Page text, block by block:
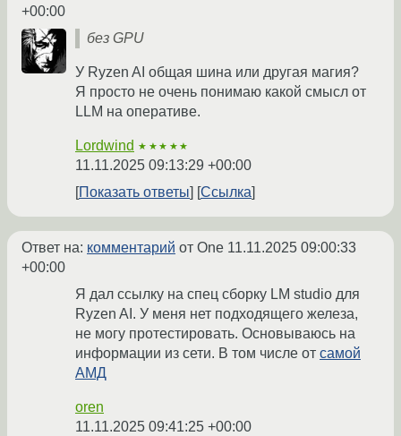
+00:00
без GPU
У Ryzen AI общая шина или другая магия?
Я просто не очень понимаю какой смысл от
LLM на оперативе.
Lordwind ★★★★★
11.11.2025 09:13:29 +00:00
Показать ответы
Ссылка
Ответ на: комментарий от One 11.11.2025 09:00:33
+00:00
Я дал ссылку на спец сборку LM studio для
Ryzen AI. У меня нет подходящего железа,
не могу протестировать. Основываюсь на
информации из сети. В том числе от самой
АМД
oren
11.11.2025 09:41:25 +00:00